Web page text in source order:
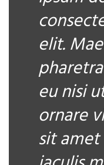
elit.
eu nisi
ornare
sit